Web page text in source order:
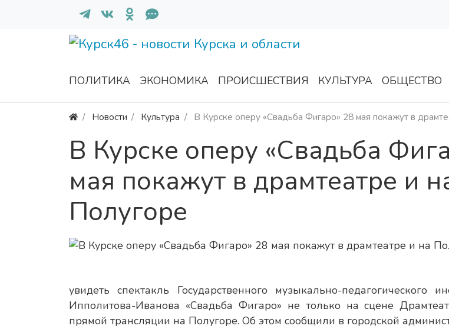
ПОЛИТИКА ЭКОНОМИКА ПРОИСШЕСТВИЯ КУЛЬТУРА ОБЩЕСТВО
Новости Культура В Курске оперу «Свадьба Фигаро» 28 мая покажут в
В Курске оперу «Свадьба
мая покажут в драмтеатре и
Полугоре
увидеть спектакль Государственного музыкально-педагогического
Ипполитова-Иванова «Свадьба Фигаро» не только на сцене
прямой трансляции на Полугоре. Об этом сообщили в городской